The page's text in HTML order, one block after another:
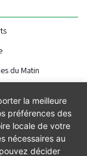
du Matin
la meilleure
préférences des
locale de votre
nécessaires au
décider